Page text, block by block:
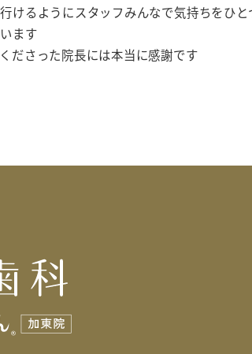
けるようにスタッフみんなで気持ちをひ
ます
ださった院長には本当に感謝です